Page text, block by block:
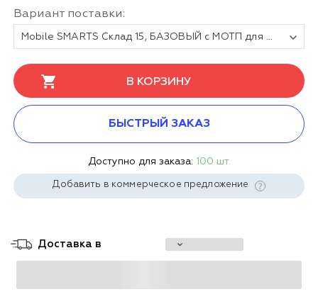
Вариант поставки:
Mobile SMARTS Склад 15, БАЗОВЫЙ с МОТП для любой поддерживаемой конфигурации 1С
В КОРЗИНУ
БЫСТРЫЙ ЗАКАЗ
Доступно для заказа: 100 шт.
Добавить в коммерческое предложение
Доставка в